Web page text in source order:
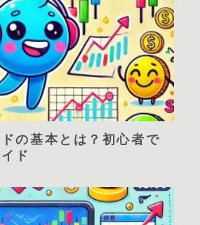
の基本とは？初心者で
ド